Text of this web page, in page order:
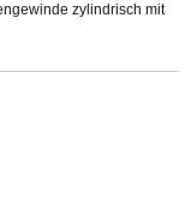
zylindrisch mit